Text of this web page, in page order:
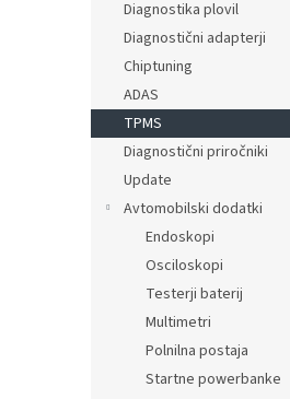
Diagnostika plovil
Diagnostični adapterji
Chiptuning
ADAS
TPMS
Diagnostični priročniki
Update
Avtomobilski dodatki
Endoskopi
Osciloskopi
Testerji baterij
Multimetri
Polnilna postaja
Startne powerbanke